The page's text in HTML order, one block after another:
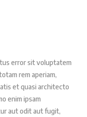
error sit voluptatem
rem aperiam,
et quasi architecto
enim ipsam
aut odit aut fugit,